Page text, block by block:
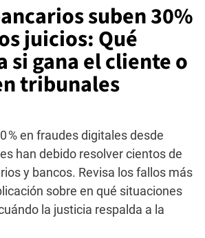
suben 30%
juicios: Qué
si gana el cliente o
tribunales
% en fraudes digitales desde
han debido resolver cientos de
y bancos. Revisa los fallos más
sobre en qué situaciones
la justicia respalda a la